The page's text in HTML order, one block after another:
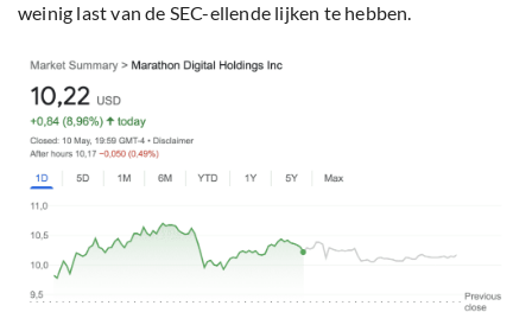
weinig last van de SEC-ellende lijken te hebben.